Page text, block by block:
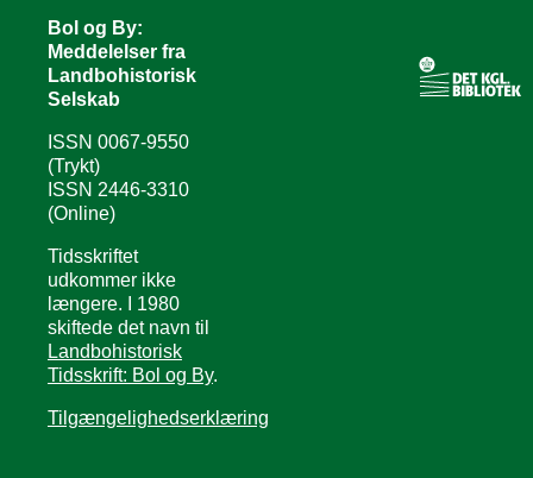
Bol og By:
Meddelelser fra
Landbohistorisk
Selskab
ISSN 0067-9550
(Trykt)
ISSN 2446-3310
(Online)
Tidsskriftet
udkommer ikke
længere. I 1980
skiftede det navn til
Landbohistorisk
Tidsskrift: Bol og By.
Tilgængelighedserklæring